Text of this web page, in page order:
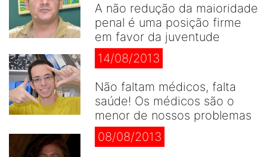
A não redução da maioridade
penal é uma posição firme
em favor da juventude
14/08/2013
Não faltam médicos, falta
saúde! Os médicos são o
menor de nossos problemas
08/08/2013